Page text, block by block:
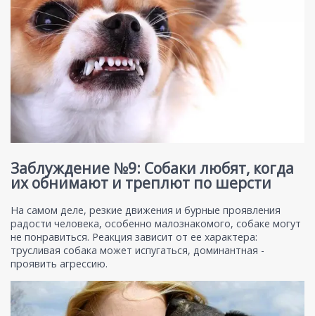
Заблуждение №9: Собаки любят, когда
их обнимают и треплют по шерсти
На самом деле, резкие движения и бурные проявления
радости человека, особенно малознакомого, собаке могут
не понравиться. Реакция зависит от ее характера:
трусливая собака может испугаться, доминантная -
проявить агрессию.